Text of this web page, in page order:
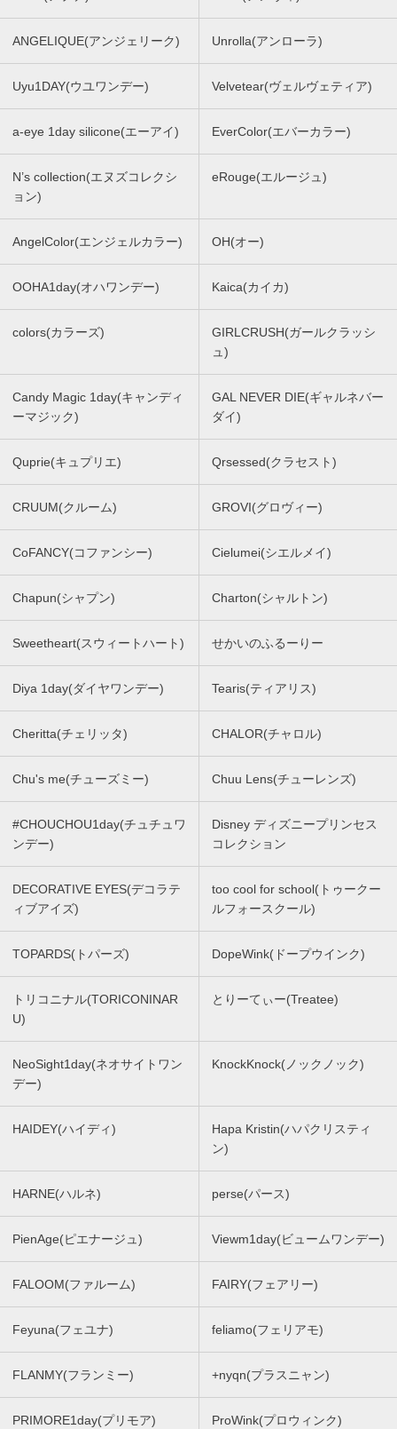
ANGELIQUE(アンジェリーク) Unrolla(アンローラ)
Uyu1DAY(ウユワンデー) Velvetear(ヴェルヴェティア)
a-eye 1day silicone(エーアイ) EverColor(エバーカラー)
N’s collection(エヌズコレクシ
ョン)
eRouge(エルージュ)
AngelColor(エンジェルカラー) OH(オー)
OOHA1day(オハワンデー) Kaica(カイカ)
colors(カラーズ)
GIRLCRUSH(ガールクラッシ
ュ)
Candy Magic 1day(キャンディ
ーマジック)
GAL NEVER DIE(ギャルネバー
ダイ)
Quprie(キュプリエ) Qrsessed(クラセスト)
CRUUM(クルーム) GROVI(グロヴィー)
CoFANCY(コファンシー) Cielumei(シエルメイ)
Chapun(シャプン) Charton(シャルトン)
Sweetheart(スウィートハート) せかいのふるーりー
Diya 1day(ダイヤワンデー) Tearis(ティアリス)
Cheritta(チェリッタ) CHALOR(チャロル)
Chu's me(チューズミー) Chuu Lens(チューレンズ)
#CHOUCHOU1day(チュチュワ
ンデー)
Disney ディズニープリンセス
コレクション
DECORATIVE EYES(デコラテ
ィブアイズ)
too cool for school(トゥークー
ルフォースクール)
TOPARDS(トパーズ) DopeWink(ドープウインク)
トリコニナル(TORICONINAR
U)
とりーてぃー(Treatee)
NeoSight1day(ネオサイトワン
デー)
KnockKnock(ノックノック)
HAIDEY(ハイディ)
Hapa Kristin(ハパクリスティ
ン)
HARNE(ハルネ) perse(パース)
PienAge(ピエナージュ) Viewm1day(ビュームワンデー)
FALOOM(ファルーム) FAIRY(フェアリー)
Feyuna(フェユナ) feliamo(フェリアモ)
FLANMY(フランミー) +nyqn(プラスニャン)
PRIMORE1day(プリモア) ProWink(プロウィンク)